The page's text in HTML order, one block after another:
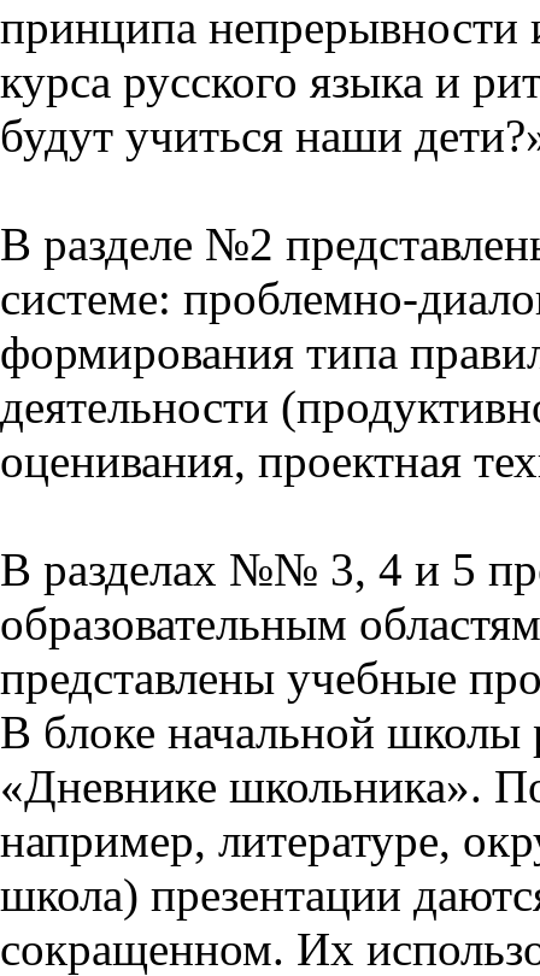
принципа непрерывности
курса русского языка и
будут учиться наши
В разделе №2
системе: проблемно-
формирования типа
деятельности
оценивания, проектная
В разделах №№ 3, 4 и 5
образовательным
представлены учебные
В блоке начальной школы
«Дневнике школьника».
например, литературе,
школа) презентации
сокращенном. Их